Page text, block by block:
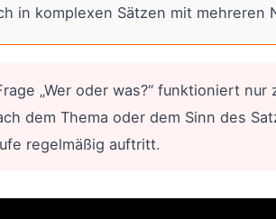
in komplexen Sätzen mit mehreren
„Wer oder was?“ funktioniert
dem Thema oder dem Sinn des
regelmäßig auftritt.